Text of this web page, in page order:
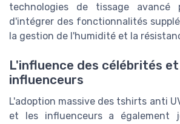
technologies de tissage avancé
d'intégrer des fonctionnalités
la gestion de l'humidité et la
L'influence des célébrités
influenceurs
L'adoption massive des tshirts anti
et les influenceurs a également